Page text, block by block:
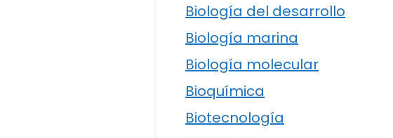
Biología del desarrollo
Biología marina
Biología molecular
Bioquímica
Biotecnología